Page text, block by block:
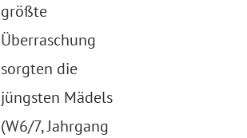
größte
Überraschung
sorgten die
jüngsten Mädels
(W6/7, Jahrgang